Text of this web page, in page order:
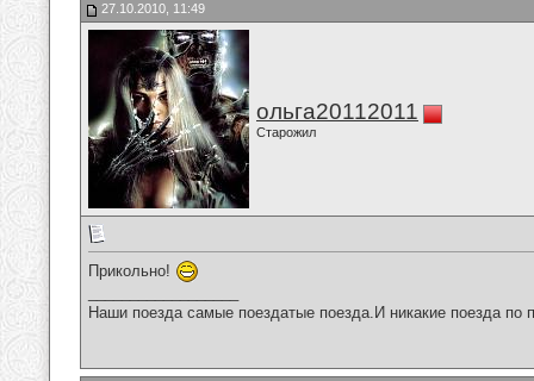
27.10.2010, 11:49
ольга20112011
Старожил
Прикольно!
Наши поезда самые поездатые поезда.И никакие поезда по